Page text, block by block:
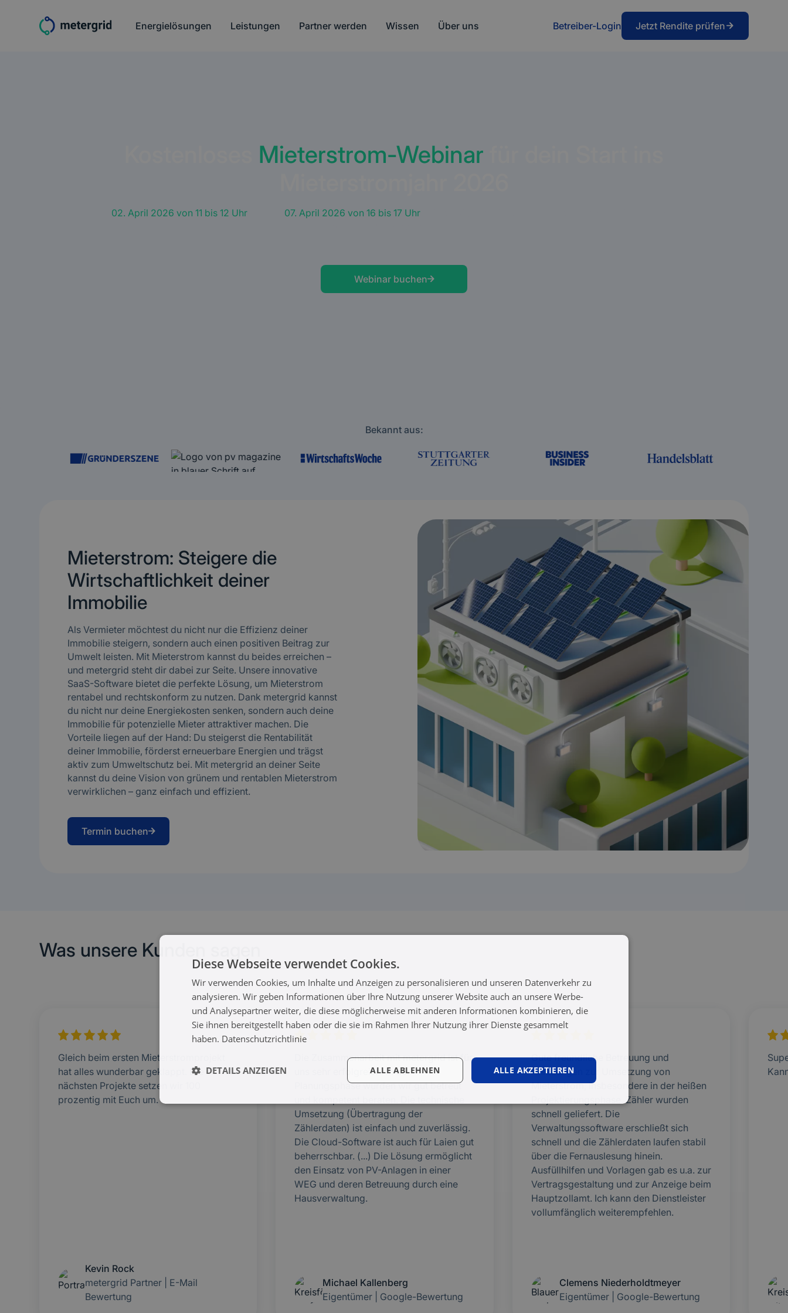
Energielösungen Leistungen Partner werden Wissen Über uns Betreiber-Login Jetzt Rendite prüfen
Mieterstrom-Webinar
02. April 2026 von 11 bis 12 Uhr 07. April 2026 von 16 bis 17 Uhr
Webinar buchen
Bekannt aus:
Mieterstrom: Steigere die
Wirtschaftlichkeit deiner
Immobilie
Als Vermieter möchtest du nicht nur die Effizienz deiner
Immobilie steigern, sondern auch einen positiven Beitrag zur
Umwelt leisten. Mit Mieterstrom kannst du beides erreichen –
und metergrid steht dir dabei zur Seite. Unsere innovative
SaaS-Software bietet die perfekte Lösung, um Mieterstrom
rentabel und rechtskonform zu nutzen. Dank metergrid kannst
du nicht nur deine Energiekosten senken, sondern auch deine
Immobilie für potenzielle Mieter attraktiver machen. Die
Vorteile liegen auf der Hand: Du steigerst die Rentabilität
deiner Immobilie, förderst erneuerbare Energien und trägst
aktiv zum Umweltschutz bei. Mit metergrid an deiner Seite
kannst du deine Vision von grünem und rentablen Mieterstrom
verwirklichen – ganz einfach und effizient.
Termin buchen
Was unsere Kunden sagen
Gleich beim ersten Mieterstromprojekt
hat alles wunderbar geklappt. Die
nächsten Projekte setzen wir 100
prozentig mit Euch um.
Kevin Rock
metergrid Partner | E-Mail
Bewertung
Die Zusammenarbeit mit metergrid ist für
uns sehr erfolgreich. In der
Planungsphase wurden wir gut betreut
Umsetzung (Übertragung der
Zählerdaten) ist einfach und zuverlässig.
Die Cloud-Software ist auch für Laien gut
beherrschbar. (...) Die Lösung ermöglicht
den Einsatz von PV-Anlagen in einer
WEG und deren Betreuung durch eine
Hausverwaltung.
Michael Kallenberg
Eigentümer | Google-Bewertung
Gute freundliche Betreuung und
Anleitungen zur Umsetzung von
Mieterstrom, insbesondere in der heißen
Projektierungsphase. Zähler wurden
schnell geliefert. Die
Verwaltungssoftware erschließt sich
schnell und die Zählerdaten laufen stabil
über die Fernauslesung hinein.
Ausfüllhilfen und Vorlagen gab es u.a. zur
Vertragsgestaltung und zur Anzeige beim
Hauptzollamt. Ich kann den Dienstleister
vollumfänglich weiterempfehlen.
Clemens Niederholdtmeyer
Eigentümer | Google-Bewertung
Diese Webseite verwendet Cookies.
Wir verwenden Cookies, um Inhalte und Anzeigen zu personalisieren und unseren Datenverkehr zu
analysieren. Wir geben Informationen über Ihre Nutzung unserer Website auch an unsere Werbe-
und Analysepartner weiter, die diese möglicherweise mit anderen Informationen kombinieren, die
Sie ihnen bereitgestellt haben oder die sie im Rahmen Ihrer Nutzung ihrer Dienste gesammelt
haben. Datenschutzrichtlinie
ALLE AKZEPTIEREN
ALLE ABLEHNEN
DETAILS ANZEIGEN